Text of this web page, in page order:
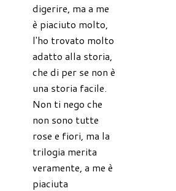
digerire, ma a me
è piaciuto molto,
l'ho trovato molto
adatto alla storia,
che di per se non è
una storia facile.
Non ti nego che
non sono tutte
rose e fiori, ma la
trilogia merita
veramente, a me è
piaciuta